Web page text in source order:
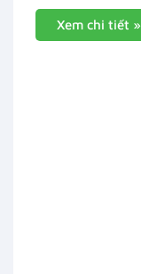
Xem chi tiết »